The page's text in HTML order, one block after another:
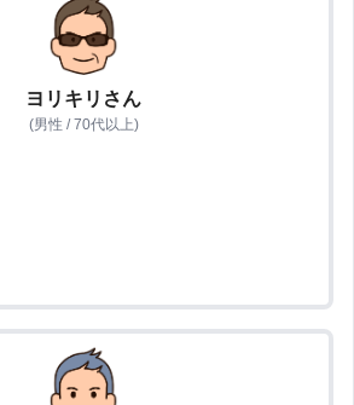
ヨリキリさん
(男性 / 70代以上)